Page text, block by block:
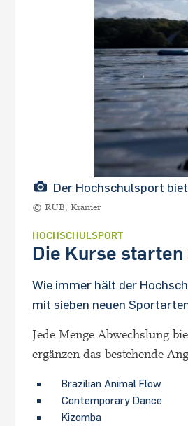
Der Hochschulsport
© RUB, Kramer
HOCHSCHULSPORT
Die Kurse starten
Wie immer hält der
mit sieben neuen
Jede Menge Abwechslung
ergänzen das bestehende
Brazilian Animal Flow
Contemporary Dance
Kizomba